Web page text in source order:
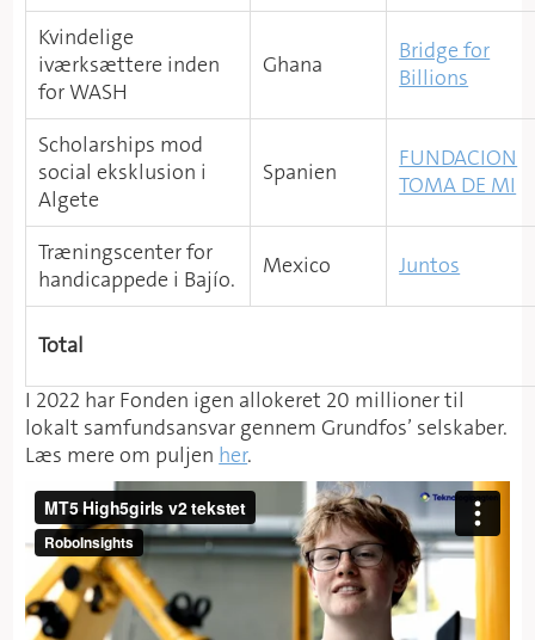
Kvindelige
iværksættere inden
for WASH
Ghana
Bridge for
Billions
Scholarships mod
social eksklusion i
Algete
Spanien
FUNDACION
TOMA DE MI
Træningscenter for
handicappede i Bajío.
Mexico Juntos
Total
I 2022 har Fonden igen allokeret 20 millioner til
lokalt samfundsansvar gennem Grundfos’ selskaber.
Læs mere om puljen her.